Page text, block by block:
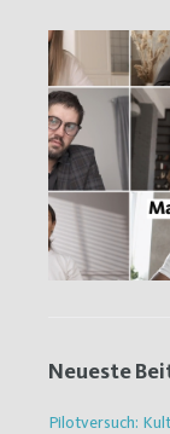
Neueste
Pilotversuch: